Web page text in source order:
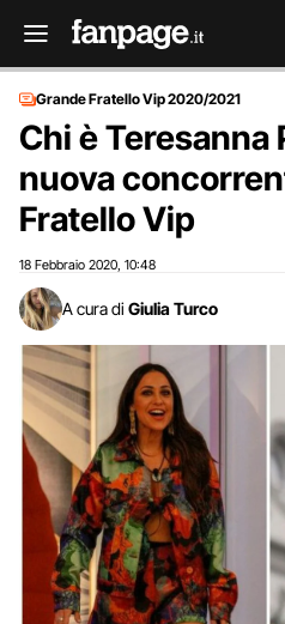
Grande Fratello Vip 2020/2021
Chi è Teresanna
nuova
Fratello Vip
18 Febbraio 2020 10:48
A cura di Giulia Turco